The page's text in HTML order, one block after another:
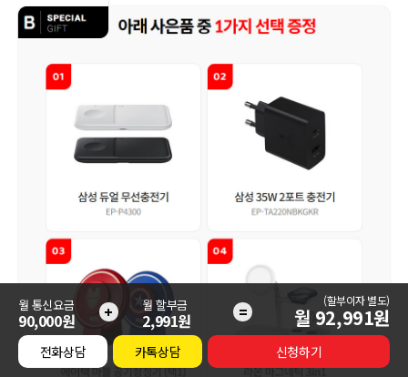
월 통신요금
90,000원 + 월 할부금
2,991원 = (할부이자 별도)
월 92,991원
전화상담 카톡상담 신청하기